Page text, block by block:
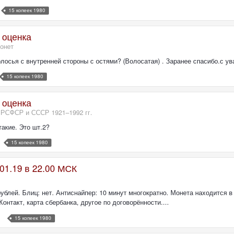
15 копеек 1980
с внутренней стороны с остями? (Волосатая) . Заранее спасибо.с
15 копеек 1980
и СССР 1921–1992 гг.
Это шт.2?
15 копеек 1980
в 22.00 МСК
Блиц: нет. Антиснайпер: 10 минут многократно. Монета
карта сбербанка, другое по договорённости....
15 копеек 1980